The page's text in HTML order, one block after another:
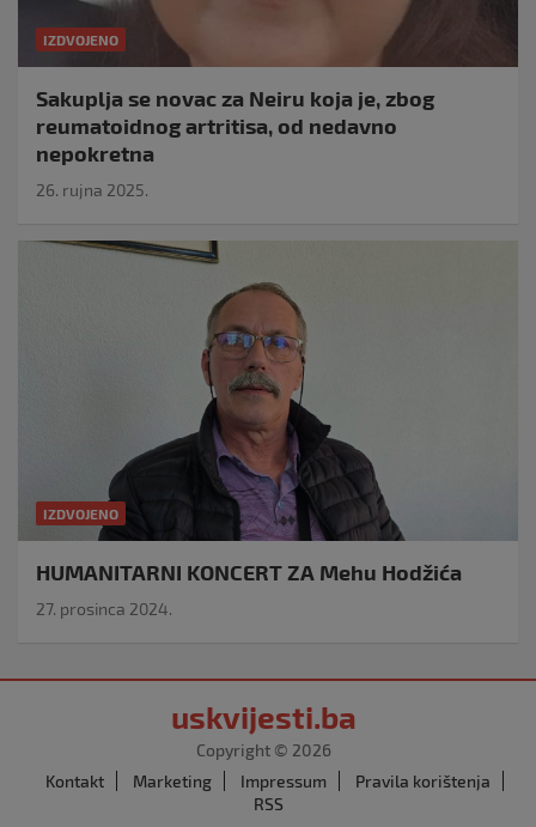
IZDVOJENO
Sakuplja se novac za Neiru koja je, zbog
reumatoidnog artritisa, od nedavno
nepokretna
26. rujna 2025.
IZDVOJENO
HUMANITARNI KONCERT ZA Mehu Hodžića
27. prosinca 2024.
uskvijesti.ba
Copyright © 2026
Kontakt
Marketing Impressum
Pravila korištenja
RSS